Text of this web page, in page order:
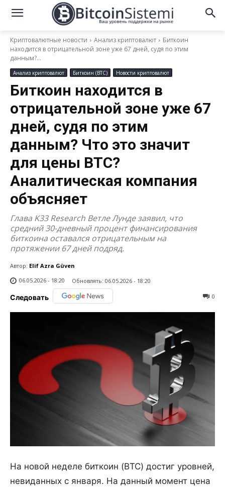
Криптовалютные новости Анализ криптовалют
Биткоин
находится в отрицательной зоне уже 67 дней, судя по этим
данным?...
Анализ криптовалют Биткоин (BTC) Новости криптовалют
Биткоин находится в
отрицательной зоне уже 67
дней, судя по этим
данным? Что это значит
для цены BTC?
Аналитическая компания
объясняет
Глава K33 Research Ветле Лунде заявил, что
средний 30-дневный процент финансирования
биткоина оставался отрицательным на
протяжении 67 дней подряд.
Автор: Elif Azra Güven
06.05.2026 - 18:20
Обновлять: 06.05.2026 - 18:20
Следовать 0
На новой неделе биткоин (BTC) достиг уровней,
невиданных с января. На данный момент цена